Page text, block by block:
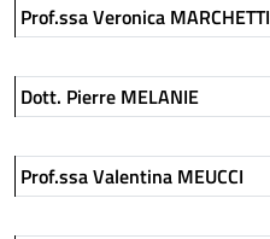
Prof.ssa Veronica MARCHETTI
Dott. Pierre MELANIE
Prof.ssa Valentina MEUCCI